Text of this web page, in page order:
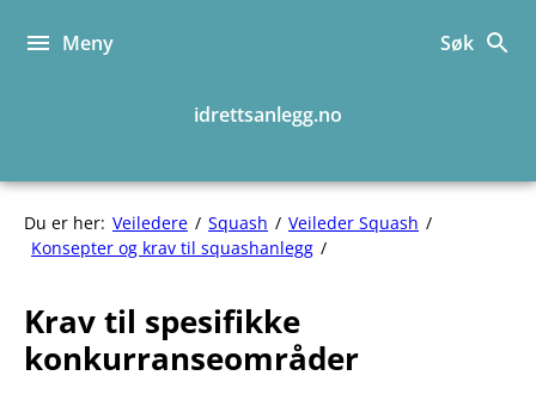
idrettsanlegg.no
Meny Søk
Du er her: Veiledere Squash
Veileder Squash
Konsepter og krav til squashanlegg
Krav til spesifikke
konkurranseområder